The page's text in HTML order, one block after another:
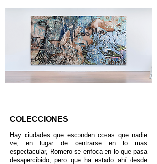
COLECCIONES
Hay ciudades que esconden cosas que nadie
ve; en lugar de centrarse en lo más
espectacular, Romero se enfoca en lo que pasa
desapercibido, pero que ha estado ahí desde